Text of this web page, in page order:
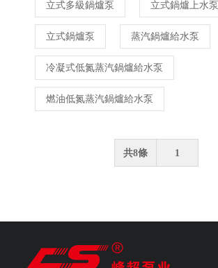
立式多級鍋爐泵 立式鍋爐上水泵
立式鍋爐泵 蒸汽鍋爐給水泵
冷凝式低氮蒸汽鍋爐給水泵
燃油低氮蒸汽鍋爐給水泵
共8條 1